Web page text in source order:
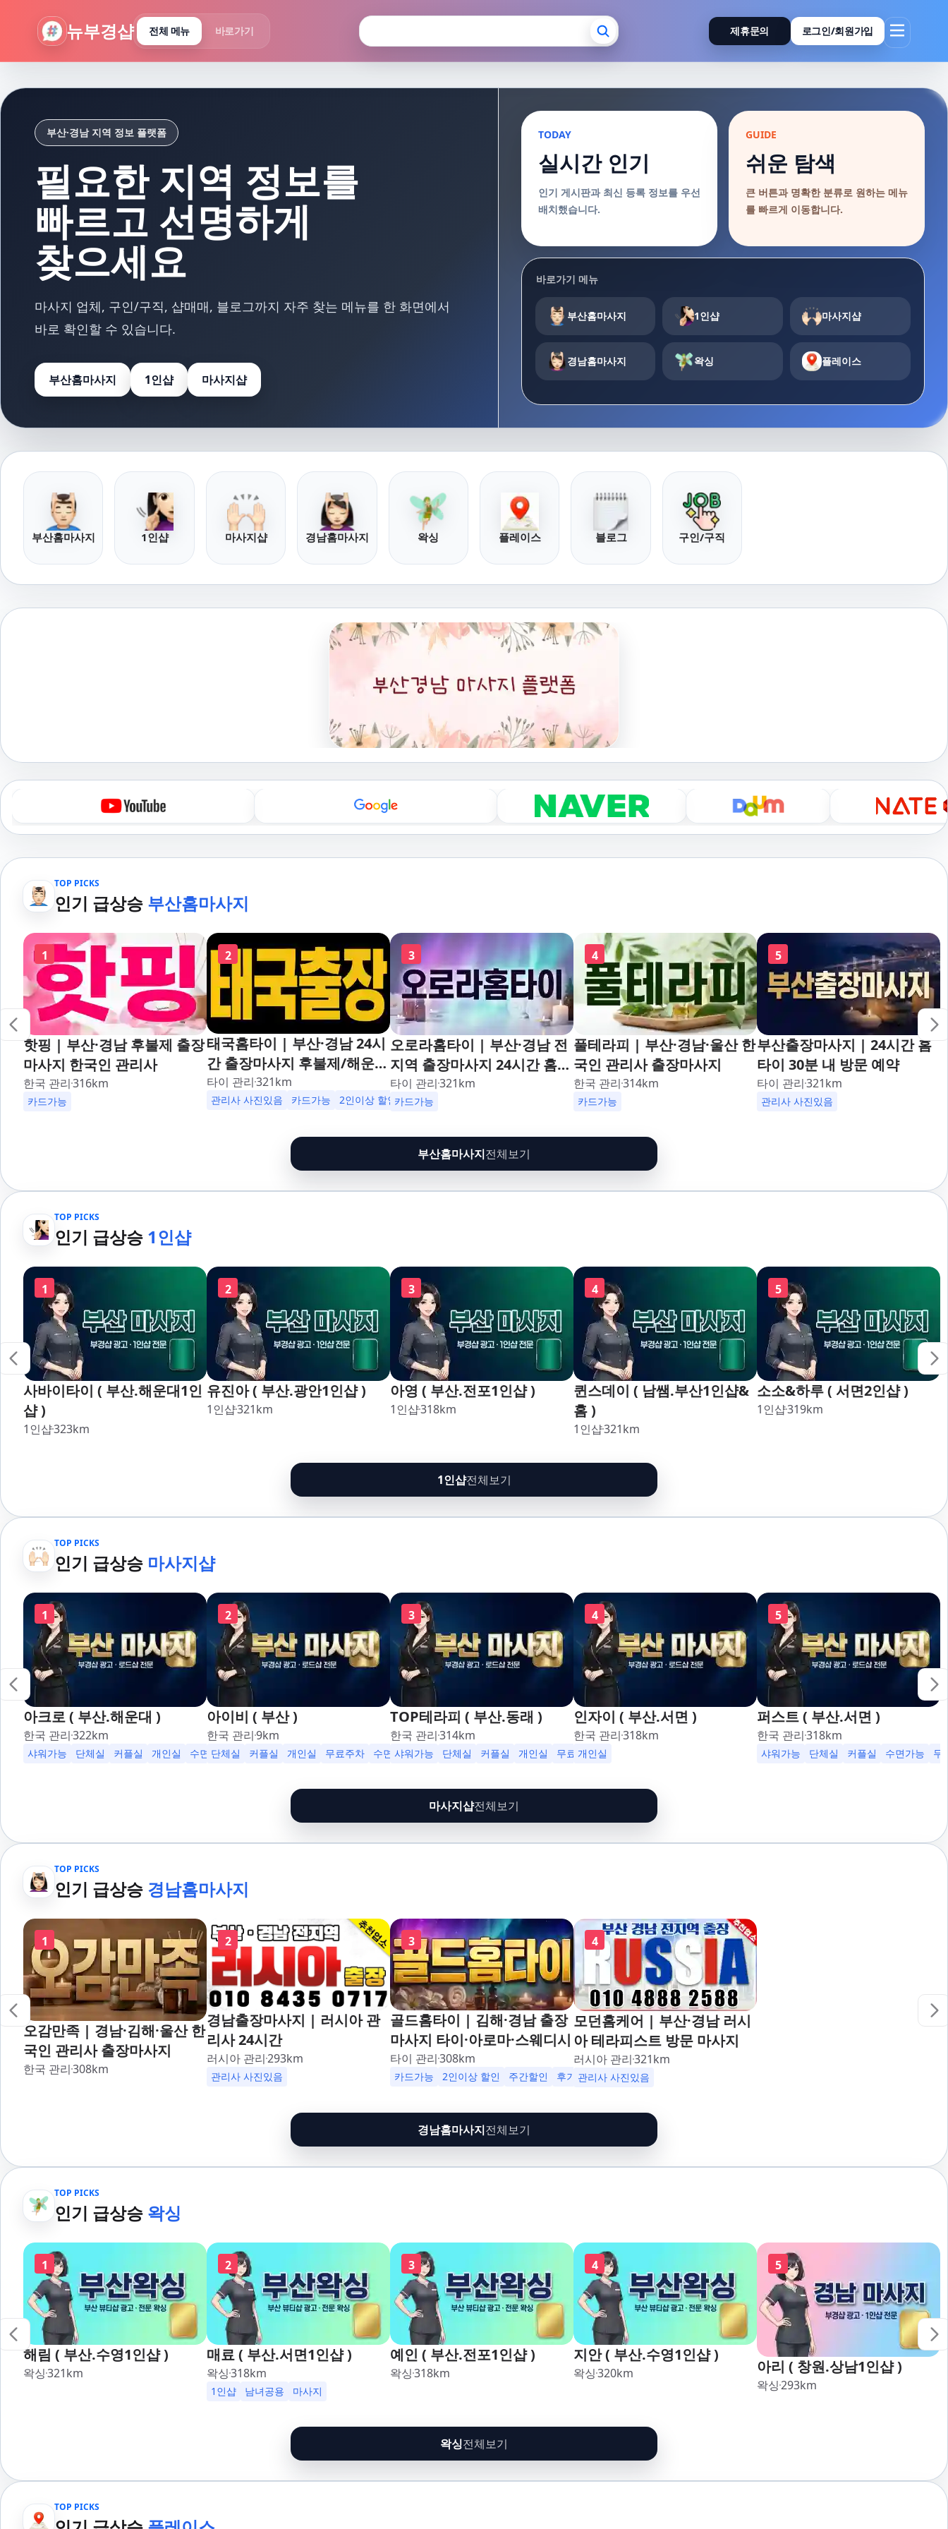
뉴부경샵 전체 메뉴 바로가기 제휴문의 로그인/회원가입
부산·경남 지역 정보 플랫폼
필요한 지역 정보를
빠르고 선명하게
찾으세요
마사지 업체, 구인/구직, 샵매매, 블로그까지 자주 찾는 메뉴를 한 화면에서
바로 확인할 수 있습니다.
부산홈마사지 1인샵 마사지샵
TODAY
실시간 인기
인기 게시판과 최신 등록 정보를 우선
배치했습니다.
GUIDE
쉬운 탐색
큰 버튼과 명확한 분류로 원하는 메뉴
를 빠르게 이동합니다.
바로가기 메뉴
부산홈마사지 1인샵 마사지샵
경남홈마사지 왁싱 플레이스
부산홈마사지 1인샵 마사지샵 경남홈마사지 왁싱 플레이스 블로그 구인/구직
TOP PICKS
인기 급상승 부산홈마사지
1
핫핑 | 부산·경남 후불제 출장
마사지 한국인 관리사
한국 관리316km
카드가능
2
태국홈타이 | 부산·경남 24시
간 출장마사지 후불제/해운
대,사상,광안리,남포동,구포,
덕천,명지,민락,수영,동래,남
송도,자갈치,하단,다대포,범
일,범천,우동,마린시티,송정,
장,강서,신호,서구,암남
타이 관리321km
관리사 사진있음 카드가능 2인이상 할인 업소 이벤트중
3
오로라홈타이 | 부산·경남 전
지역 출장마사지 24시간 홈타
이
타이 관리321km
카드가능
4
풀테라피 | 부산·경남·울산 한
국인 관리사 출장마사지
한국 관리314km
카드가능
5
부산출장마사지 | 24시간 홈
타이 30분 내 방문 예약
타이 관리321km
관리사 사진있음
부산홈마사지전체보기
TOP PICKS
인기 급상승 1인샵
1
사바이타이 ( 부산.해운대1인
샵 )
1인샵323km
2
유진아 ( 부산.광안1인샵 )
1인샵321km
3
아영 ( 부산.전포1인샵 )
1인샵318km
4
퀸스데이 ( 남쌤.부산1인샵&
홈 )
1인샵321km
5
소소&하루 ( 서면2인샵 )
1인샵319km
1인샵전체보기
TOP PICKS
인기 급상승 마사지샵
1
아크로 ( 부산.해운대 )
한국 관리322km
샤워가능 단체실 커플실 개인실 수면가능 무료주차 24시영업
2
아이비 ( 부산 )
한국 관리9km
단체실 커플실 개인실 무료주차 수면가능 샤워가능
3
TOP테라피 ( 부산.동래 )
한국 관리314km
샤워가능 단체실 커플실 개인실 무료주차 수면가능
4
인자이 ( 부산.서면 )
한국 관리318km
개인실
5
퍼스트 ( 부산.서면 )
한국 관리318km
샤워가능 단체실 커플실 수면가능 무
마사지샵전체보기
TOP PICKS
인기 급상승 경남홈마사지
1
오감만족 | 경남·김해·울산 한
국인 관리사 출장마사지
한국 관리308km
2
경남출장마사지 | 러시아 관
리사 24시간
러시아 관리293km
관리사 사진있음
3
골드홈타이 | 김해·경남 출장
마사지 타이·아로마·스웨디시
타이 관리308km
카드가능 2인이상 할인 주간할인 후기할인 생일할인
4
모던홈케어 | 부산·경남 러시
아 테라피스트 방문 마사지
러시아 관리321km
관리사 사진있음
경남홈마사지전체보기
TOP PICKS
인기 급상승 왁싱
1
해림 ( 부산.수영1인샵 )
왁싱321km
2
매료 ( 부산.서면1인샵 )
왁싱318km
1인샵 남녀공용 마사지
3
예인 ( 부산.전포1인샵 )
왁싱318km
4
지안 ( 부산.수영1인샵 )
왁싱320km
5
아리 ( 창원.상남1인샵 )
왁싱293km
왁싱전체보기
TOP PICKS